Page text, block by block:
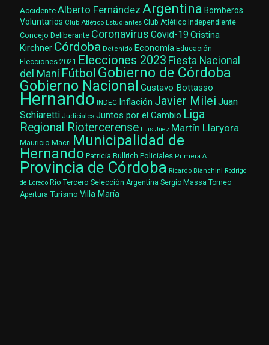
AccidenteAlberto Fernández Argentina Bomberos
Voluntarios Club Atlético Estudiantes Club Atlético Independiente
Concejo Deliberante Coronavirus Covid-19 Cristina
Kirchner Córdoba Detenido Economía Educación
Elecciones 2021 Elecciones 2023 Fiesta Nacional
del Maní Fútbol Gobierno de Córdoba
Gobierno Nacional Gustavo Bottasso
Hernando INDEC Inflación Javier Milei Juan
Schiaretti Judiciales Juntos por el Cambio Liga
Regional Riotercerense Luis Juez Martín Llaryora
Mauricio Macri Municipalidad de
Hernando Patricia Bullrich Policiales Primera A
Provincia de Córdoba Ricardo Bianchini Rodrigo
de Loredo Río Tercero Selección Argentina Sergio Massa Torneo
Apertura Turismo Villa María